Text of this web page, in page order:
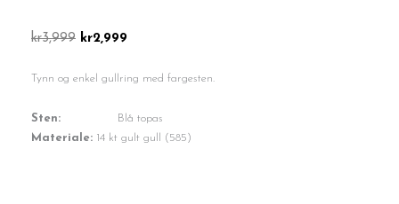
kr3,999 Opprinnelig
var:
kr2,999
er:
Tynn og enkel gullring med fargesten.
Sten:
Blå topas
Materiale: 14 kt gult gull (585)